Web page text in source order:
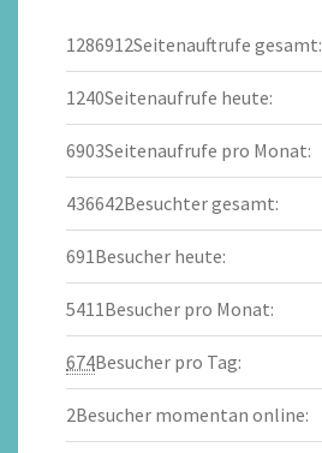
1286912Seitenauftrufe gesamt:
1240Seitenaufrufe heute:
6903Seitenaufrufe pro Monat:
436642Besuchter gesamt:
691 Besucher heute:
5411 Besucher pro Monat:
674Besucher pro Tag:
2Besucher momentan online: